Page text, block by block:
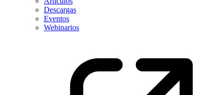
Descargas
Eventos
Webinarios